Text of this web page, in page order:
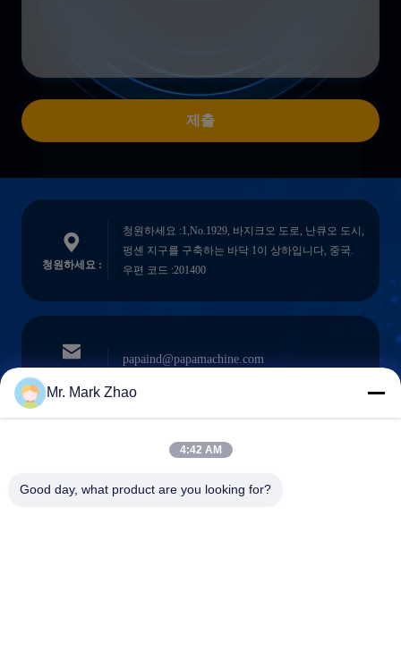
제출
청원하세요 :
청원하세요 :1,No.1929, 바지크오 도로, 난큐오 도시,
펑셴 지구를 구축하는 바닥 1이 상하입니다, 중국.
우편 코드 :201400
papaind@papamachine.com
:
Mr. Mark Zhao
4:42 AM
Good day, what product are you looking for?